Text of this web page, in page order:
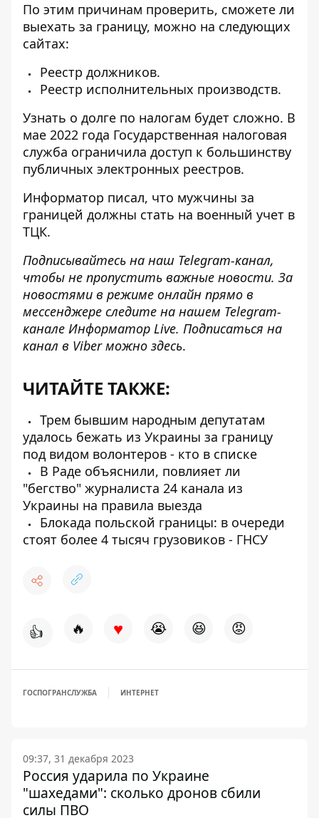
По этим причинам проверить, сможете ли
выехать за границу, можно на следующих
сайтах:
Реестр должников.
Реестр исполнительных производств.
Узнать о долге по налогам будет сложно. В
мае 2022 года Государственная налоговая
служба ограничила доступ к большинству
публичных электронных реестров.
Информатор писал, что мужчины за
границей должны стать на военный учет в
ТЦК.
Подписывайтесь на наш Telegram-канал,
чтобы не пропустить важные новости. За
новостями в режиме онлайн прямо в
мессенджере следите на нашем Telegram-
канале Информатор Live. Подписаться на
канал в Viber можно здесь.
ЧИТАЙТЕ ТАКЖЕ:
Трем бывшим народным депутатам
удалось бежать из Украины за границу
под видом волонтеров - кто в списке
В Раде объяснили, повлияет ли
"бегство" журналиста 24 канала из
Украины на правила выезда
Блокада польской границы: в очереди
стоят более 4 тысяч грузовиков - ГНСУ
👍 🔥 ♥ 😭 😆 😡
ГОСПОГРАНСЛУЖБА ИНТЕРНЕТ
09:37, 31 декабря 2023
Россия ударила по Украине
"шахедами": сколько дронов сбили
силы ПВО